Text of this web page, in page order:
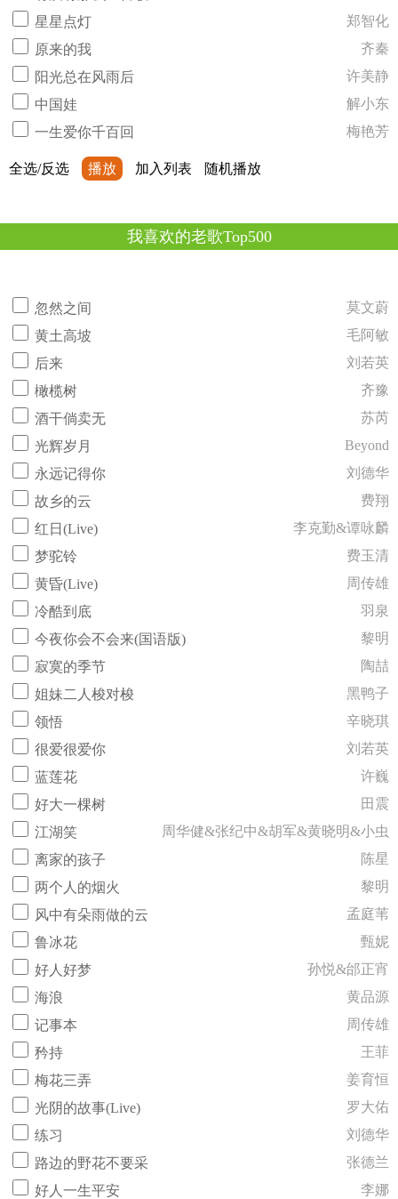
星星点灯
郑智化
原来的我
齐秦
阳光总在风雨后
许美静
中国娃
解小东
一生爱你千百回
梅艳芳
全选/反选 播放 加入列表 随机播放
我喜欢的老歌Top500
忽然之间
莫文蔚
黄土高坡
毛阿敏
后来
刘若英
橄榄树
齐豫
酒干倘卖无
苏芮
光辉岁月
Beyond
永远记得你
刘德华
故乡的云
费翔
红日(Live)
李克勤&谭咏麟
梦驼铃
费玉清
黄昏(Live)
周传雄
冷酷到底
羽泉
今夜你会不会来(国语版)
黎明
寂寞的季节
陶喆
姐妹二人梭对梭
黑鸭子
领悟
辛晓琪
很爱很爱你
刘若英
蓝莲花
许巍
好大一棵树
田震
江湖笑
周华健&张纪中&胡军&黄晓明&小虫
离家的孩子
陈星
两个人的烟火
黎明
风中有朵雨做的云
孟庭苇
鲁冰花
甄妮
好人好梦
孙悦&邰正宵
海浪
黄品源
记事本
周传雄
矜持
王菲
梅花三弄
姜育恒
光阴的故事(Live)
罗大佑
练习
刘德华
路边的野花不要采
张德兰
好人一生平安
李娜